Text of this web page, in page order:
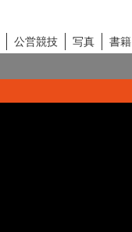
公営競技 写真
書籍